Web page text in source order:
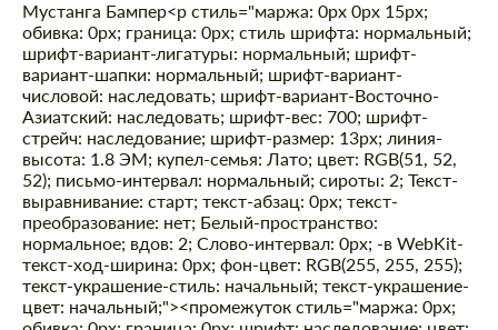
Мустанга Бампер<р стиль="маржа: 0px 0px 15px;
обивка: 0px; граница: 0px; стиль шрифта: нормальный;
шрифт-вариант-лигатуры: нормальный; шрифт-
вариант-шапки: нормальный; шрифт-вариант-
числовой: наследовать; шрифт-вариант-Восточно-
Азиатский: наследовать; шрифт-вес: 700; шрифт-
стрейч: наследование; шрифт-размер: 13px; линия-
высота: 1.8 ЭМ; купел-семья: Лато; цвет: RGB(51, 52,
52); письмо-интервал: нормальный; сироты: 2; Текст-
выравнивание: старт; текст-абзац: 0px; текст-
преобразование: нет; Белый-пространство:
нормальное; вдов: 2; Слово-интервал: 0px; -в WebKit-
текст-ход-ширина: 0px; фон-цвет: RGB(255, 255, 255);
текст-украшение-стиль: начальный; текст-украшение-
цвет: начальный;"><промежуток стиль="маржа: 0px;